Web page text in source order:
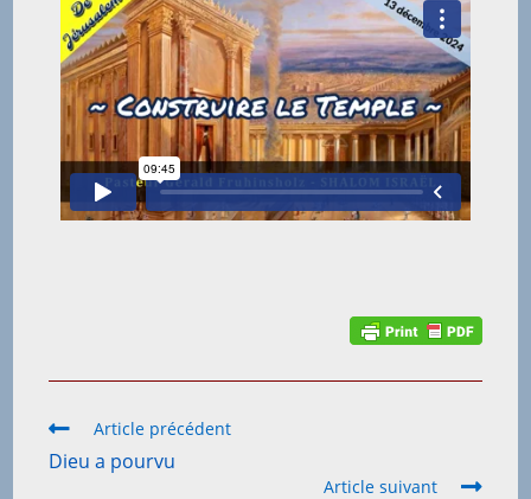
Article précédent
Dieu a pourvu
Article suivant